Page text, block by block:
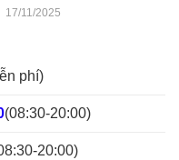
17/11/2025
phí)
(08:30-20:00)
20:00)